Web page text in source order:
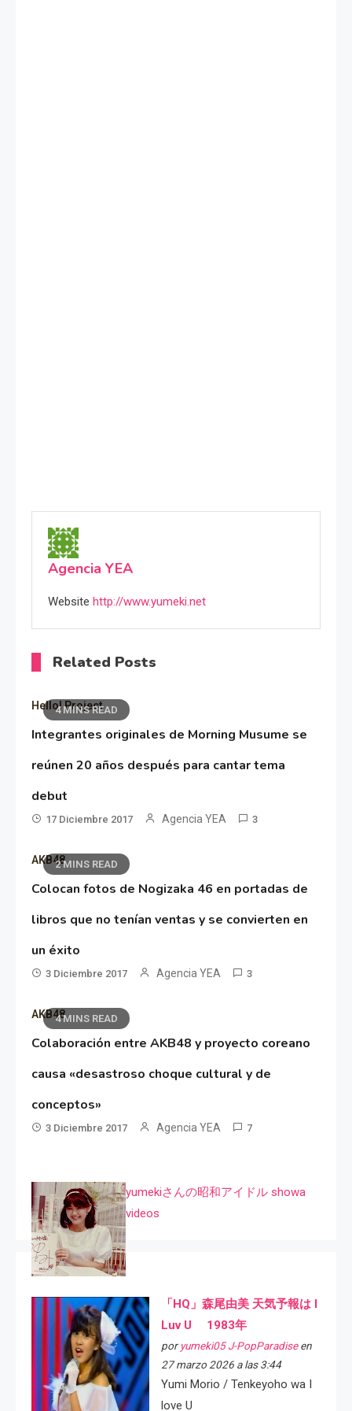
Agencia YEA
Website http://www.yumeki.net
Related Posts
4 MINS READ
Hello! Project
Integrantes originales de Morning Musume se
reúnen 20 años después para cantar tema
debut
17 Diciembre 2017 Agencia YEA 3
2 MINS READ
AKB48
Colocan fotos de Nogizaka 46 en portadas de
libros que no tenían ventas y se convierten en
un éxito
3 Diciembre 2017 Agencia YEA 3
4 MINS READ
AKB48
Colaboración entre AKB48 y proyecto coreano
causa «desastroso choque cultural y de
conceptos»
3 Diciembre 2017 Agencia YEA 7
yumekiさんの昭和アイドル showa
videos
「HQ」森尾由美 天気予報は I
Luv U 1983年
por yumeki05 J-PopParadiseen
27 marzo 2026 a las 3:44
Yumi Morio / Tenkeyoho wa I
love U